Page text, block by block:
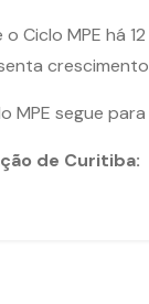
Ciclo MPE há
MPE segue para
de Curitiba: